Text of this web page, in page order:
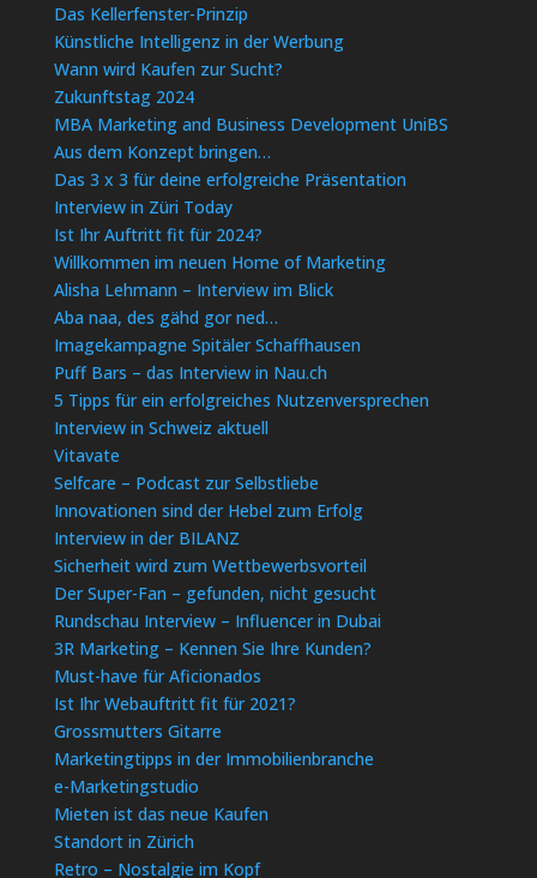
Das Kellerfenster-Prinzip
Künstliche Intelligenz in der Werbung
Wann wird Kaufen zur Sucht?
Zukunftstag 2024
MBA Marketing and Business Development UniBS
Aus dem Konzept bringen…
Das 3 x 3 für deine erfolgreiche Präsentation
Interview in Züri Today
Ist Ihr Auftritt fit für 2024?
Willkommen im neuen Home of Marketing
Alisha Lehmann – Interview im Blick
Aba naa, des gähd gor ned…
Imagekampagne Spitäler Schaffhausen
Puff Bars – das Interview in Nau.ch
5 Tipps für ein erfolgreiches Nutzenversprechen
Interview in Schweiz aktuell
Vitavate
Selfcare – Podcast zur Selbstliebe
Innovationen sind der Hebel zum Erfolg
Interview in der BILANZ
Sicherheit wird zum Wettbewerbsvorteil
Der Super-Fan – gefunden, nicht gesucht
Rundschau Interview – Influencer in Dubai
3R Marketing – Kennen Sie Ihre Kunden?
Must-have für Aficionados
Ist Ihr Webauftritt fit für 2021?
Grossmutters Gitarre
Marketingtipps in der Immobilienbranche
e-Marketingstudio
Mieten ist das neue Kaufen
Standort in Zürich
Retro – Nostalgie im Kopf